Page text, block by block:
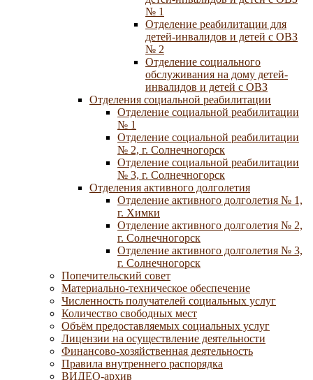
№ 1
Отделение реабилитации для
детей-инвалидов и детей с ОВЗ
№ 2
Отделение социального
обслуживания на дому детей-
инвалидов и детей с ОВЗ
Отделения социальной реабилитации
Отделение социальной реабилитации
№ 1
Отделение социальной реабилитации
№ 2, г. Солнечногорск
Отделение социальной реабилитации
№ 3, г. Солнечногорск
Отделения активного долголетия
Отделение активного долголетия № 1,
г. Химки
Отделение активного долголетия № 2,
г. Солнечногорск
Отделение активного долголетия № 3,
г. Солнечногорск
Попечительский совет
Материально-техническое обеспечение
Численность получателей социальных услуг
Количество свободных мест
Объём предоставляемых социальных услуг
Лицензии на осуществление деятельности
Финансово-хозяйственная деятельность
Правила внутреннего распорядка
ВИДЕО-архив